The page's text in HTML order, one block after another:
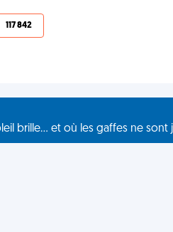
117 842
brille... et où les gaffes ne sont